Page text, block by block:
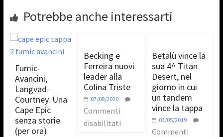
Potrebbe anche interessarti
Fumic-
Avancini,
Langvad-
Courtney. Una
Cape Epic
senza storie
(per ora)
Becking e
Ferreira nuovi
leader alla
Colina Triste
07/08/2020
Commenti
disabilitati
Betalù vince la
sua 4^ Titan
Desert, nel
giorno in cui
un tandem
vince la tappa
03/05/2019
Commenti